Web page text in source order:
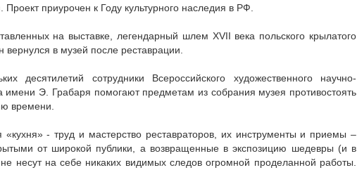
приурочен к Году культурного наследия в РФ.
на выставке, легендарный шлем XVII века польского крылатого
вернулся в музей после реставрации.
десятилетий сотрудники Всероссийского художественного научно-
имени Э. Грабаря помогают предметам из собрания музея противостоять
времени.
«кухня» - труд и мастерство реставраторов, их инструменты и приемы –
от широкой публики, а возвращенные в экспозицию шедевры (и в
несут на себе никаких видимых следов огромной проделанной работы.